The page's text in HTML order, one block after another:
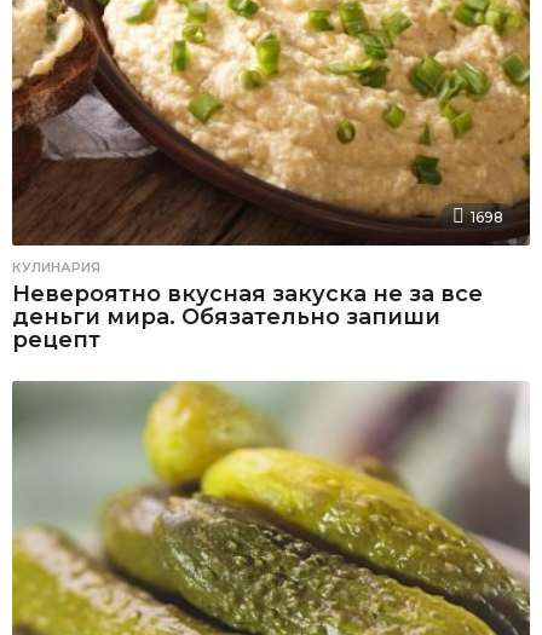
1698
КУЛИНАРИЯ
Невероятно вкусная закуска не за все
деньги мира. Обязательно запиши
рецепт